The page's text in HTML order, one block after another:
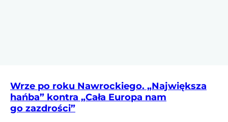
Wrze po roku Nawrockiego. „Największa
hańba” kontra „Cała Europa nam
go zazdrości”